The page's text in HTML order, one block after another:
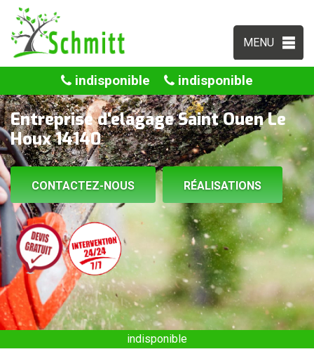
MENU
indisponible indisponible
Entreprise d'elagage Saint Ouen Le
Houx 14140
CONTACTEZ-NOUS RÉALISATIONS
indisponible